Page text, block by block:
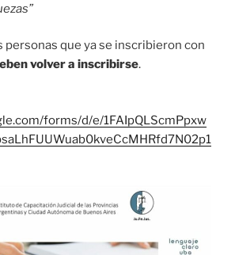
personas que ya se inscribieron con
volver a inscribirse.
forms/d/e/1FAIpQLScmPpxw